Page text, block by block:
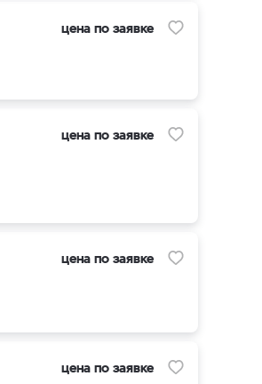
цена по заявке
цена по заявке
цена по заявке
цена по заявке